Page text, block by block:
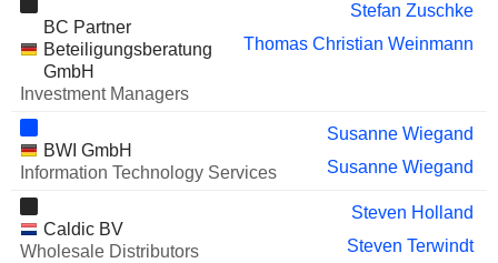
BC Partner
Beteiligungsberatung
GmbH
Investment Managers
Stefan Zuschke
Thomas Christian Weinmann
BWI GmbH
Information Technology Services
Susanne Wiegand
Susanne Wiegand
Caldic BV
Wholesale Distributors
Steven Holland
Steven Terwindt